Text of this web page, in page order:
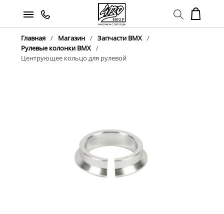
Главная Магазин
Запчасти BMX
Рулевые колонки BMX
Центрующее кольцо для рулевой